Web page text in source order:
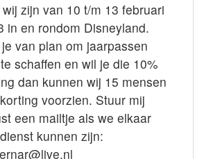
zijn van 10 t/m 13 februari
in en rondom Disneyland.
van plan om jaarpassen
schaffen en wil je die 10%
dan kunnen wij 15 mensen
voorzien. Stuur mij
een mailtje als we elkaar
kunnen zijn: